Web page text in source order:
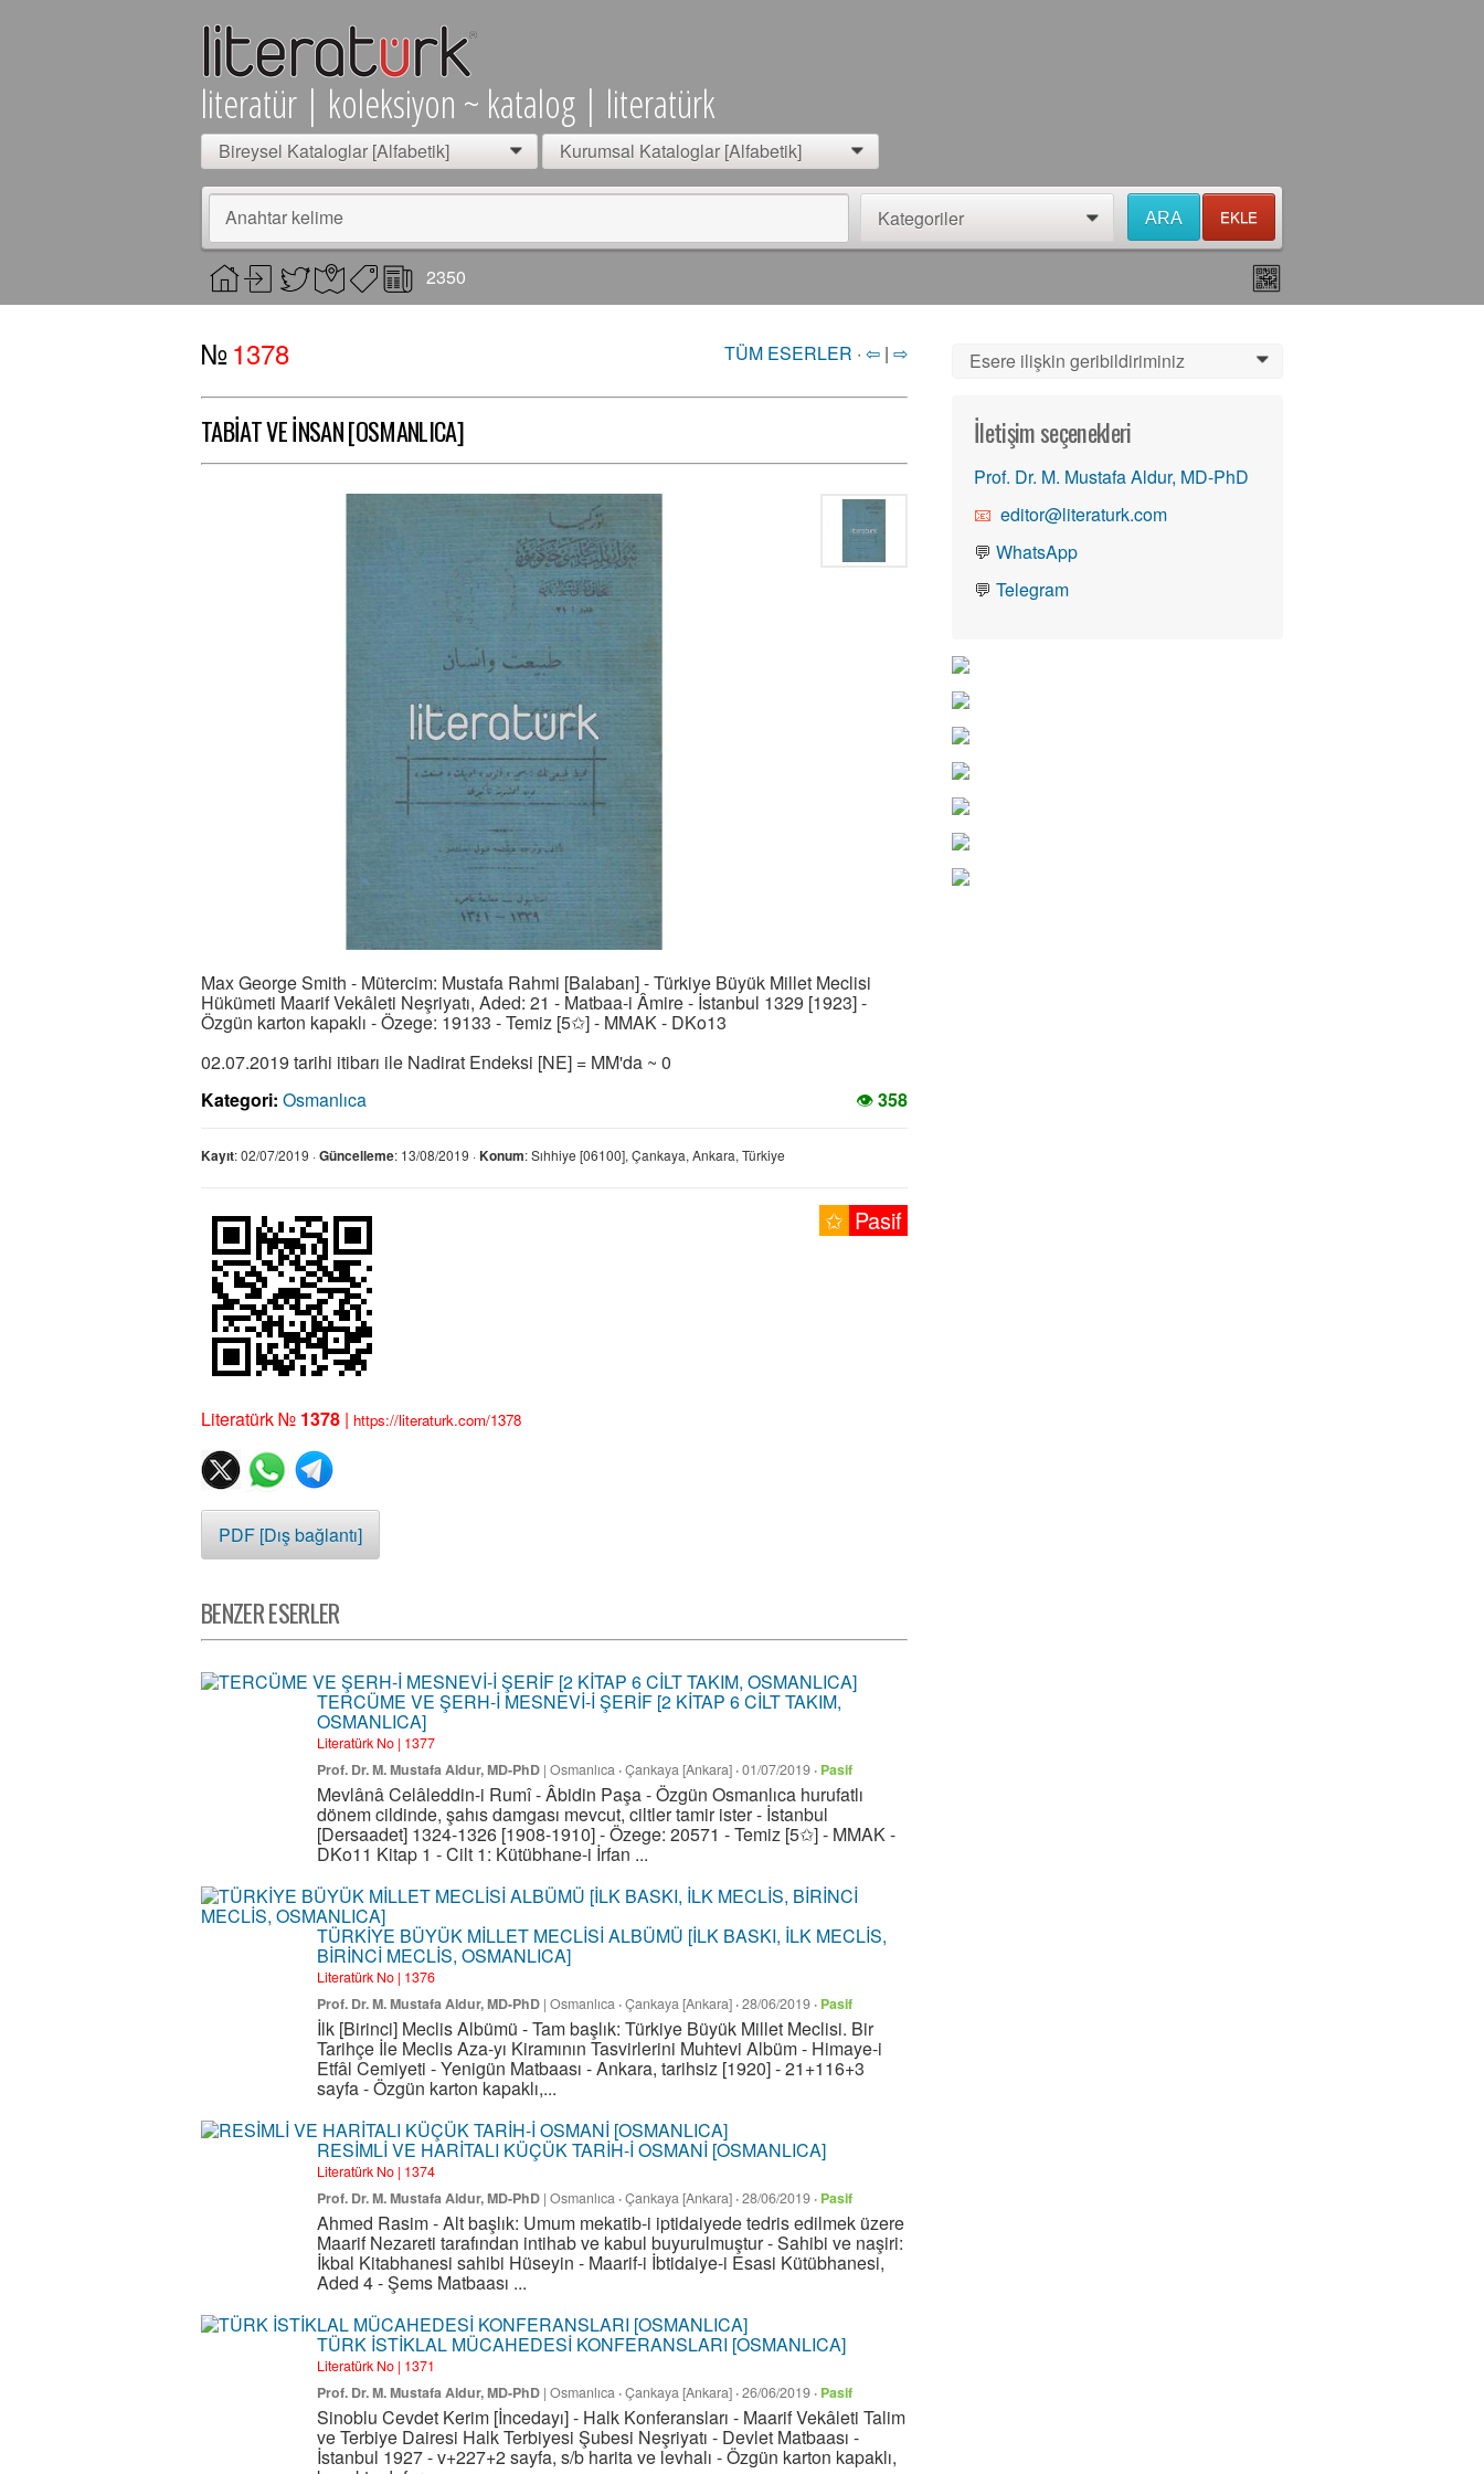
literatür | koleksiyon ~ katalog | literatürk
Bireysel Kataloglar [Alfabetik] 0 Kurumsal Kataloglar [Alfabetik] 0
Anahtar kelime Kategoriler 0 ARA EKLE
2350
№1378 TÜM ESERLER · ⇦ | ⇨
TABİAT VE İNSAN [OSMANLICA]
Max George Smith - Mütercim: Mustafa Rahmi [Balaban] - Türkiye Büyük Millet Meclisi
Hükümeti Maarif Vekâleti Neşriyatı, Aded: 21 - Matbaa-i Âmire - İstanbul 1329 [1923] -
Özgün karton kapaklı - Özege: 19133 - Temiz [5✩] - MMAK - DKo13
02.07.2019 tarihi itibarı ile Nadirat Endeksi [NE] = MM'da ~ 0
Kategori: Osmanlıca 👁358
Kayıt: 02/07/2019 ·Güncelleme: 13/08/2019 ·Konum: Sıhhiye [06100], Çankaya, Ankara, Türkiye
Pasif
✩
Literatürk № 1378 | https://literaturk.com/1378
PDF [Dış bağlantı]
BENZER ESERLER
TERCÜME VE ŞERH-İ MESNEVİ-İ ŞERİF [2 KİTAP 6 CİLT TAKIM,
OSMANLICA]
Literatürk No | 1377
Prof. Dr. M. Mustafa Aldur, MD-PhD | Osmanlıca ·Çankaya [Ankara] ·01/07/2019 · Pasif
Mevlânâ Celâleddin-i Rumî - Âbidin Paşa - Özgün Osmanlıca hurufatlı
dönem cildinde, şahıs damgası mevcut, ciltler tamir ister - İstanbul
[Dersaadet] 1324-1326 [1908-1910] - Özege: 20571 - Temiz [5✩] - MMAK -
DKo11 Kitap 1 - Cilt 1: Kütübhane-i İrfan ...
TÜRKİYE BÜYÜK MİLLET MECLİSİ ALBÜMÜ [İLK BASKI, İLK MECLİS,
BİRİNCİ MECLİS, OSMANLICA]
Literatürk No | 1376
Prof. Dr. M. Mustafa Aldur, MD-PhD | Osmanlıca ·Çankaya [Ankara] ·28/06/2019 · Pasif
İlk [Birinci] Meclis Albümü - Tam başlık: Türkiye Büyük Millet Meclisi. Bir
Tarihçe İle Meclis Aza-yı Kiramının Tasvirlerini Muhtevi Albüm - Himaye-i
Etfâl Cemiyeti - Yenigün Matbaası - Ankara, tarihsiz [1920] - 21+116+3
sayfa - Özgün karton kapaklı,...
RESİMLİ VE HARİTALI KÜÇÜK TARİH-İ OSMANİ [OSMANLICA]
Literatürk No | 1374
Prof. Dr. M. Mustafa Aldur, MD-PhD | Osmanlıca ·Çankaya [Ankara] ·28/06/2019 · Pasif
Ahmed Rasim - Alt başlık: Umum mekatib-i iptidaiyede tedris edilmek üzere
Maarif Nezareti tarafından intihab ve kabul buyurulmuştur - Sahibi ve naşiri:
İkbal Kitabhanesi sahibi Hüseyin - Maarif-i İbtidaiye-i Esasi Kütübhanesi,
Aded 4 - Şems Matbaası ...
TÜRK İSTİKLAL MÜCAHEDESİ KONFERANSLARI [OSMANLICA]
Literatürk No | 1371
Prof. Dr. M. Mustafa Aldur, MD-PhD | Osmanlıca ·Çankaya [Ankara] ·26/06/2019 · Pasif
Sinoblu Cevdet Kerim [İncedayı] - Halk Konferansları - Maarif Vekâleti Talim
ve Terbiye Dairesi Halk Terbiyesi Şubesi Neşriyatı - Devlet Matbaası -
İstanbul 1927 - v+227+2 sayfa, s/b harita ve levhalı - Özgün karton kapaklı,
Esere ilişkin geribildiriminiz 0
İletişim seçenekleri
Prof. Dr. M. Mustafa Aldur, MD-PhD
editor@literaturk.com
💬 WhatsApp
💬 Telegram